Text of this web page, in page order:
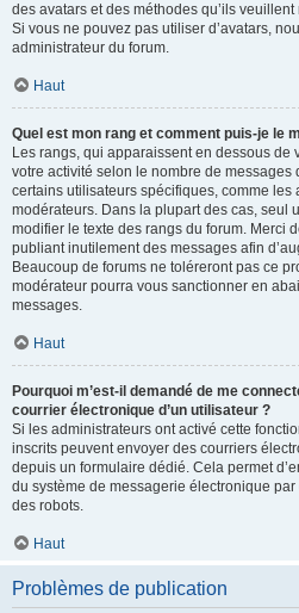
des avatars et des méthodes qu’ils
Si vous ne pouvez pas utiliser d’avatars,
administrateur du forum.
Haut
Quel est mon rang et comment puis-je le
Les rangs, qui apparaissent en dessous de
votre activité selon le nombre de
certains utilisateurs spécifiques, comme les
modérateurs. Dans la plupart des cas, seul
modifier le texte des rangs du forum. Merci
publiant inutilement des messages afin
Beaucoup de forums ne toléreront pas ce
modérateur pourra vous sanctionner en
messages.
Haut
Pourquoi m’est-il demandé de me
courrier électronique d’un utilisateur ?
Si les administrateurs ont activé cette
inscrits peuvent envoyer des courriers
depuis un formulaire dédié. Cela permet
du système de messagerie électronique
des robots.
Haut
Problèmes de publication